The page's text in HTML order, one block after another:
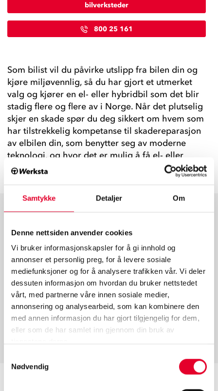
Samtykke Detaljer Om
Denne nettsiden anvender cookies
Vi bruker informasjonskapsler for å gi innhold og
annonser et personlig preg, for å levere sosiale
mediefunksjoner og for å analysere trafikken vår. Vi deler
dessuten informasjon om hvordan du bruker nettstedet
vårt, med partnerne våre innen sosiale medier,
annonsering og analysearbeid, som kan kombinere den
med annen informasjon du har gjort tilgjengelig for dem,
eller som de har samlet inn gjennom din bruk av
Nødvendig
bilverksteder
800 25 161
Som bilist vil du påvirke utslipp fra bilen din og
kjøre miljøvennlig, så du har gjort et utmerket
valg og kjører en el- eller hybridbil som det blir
stadig flere og flere av i Norge. Når det plutselig
skjer en skade spør du deg sikkert om hvem som
har tilstrekkelig kompetanse til skadereparasjon
av elbilen din, som benytter seg av moderne
teknologi, og hvor det er mulig å få el- eller
hybridbilen reparert profesjonelt.
den moderne bilismens krav
Som kunde kan du stole på vår profesjonelle kompetanse
også når det gjelder den aller nyeste bilteknikken. Flere
av skadeverkstedene i vår verkstedkjede er autorisert av
Tesla, Jaguar og Land Rover, og vi fyller disse merkenes
strenge kvalitetskrav for skadereparasjon av el- og
hybridbiler. Hos oss fins det kompetanse for reparasjon
av såvel små overflateskader og frontruter som større